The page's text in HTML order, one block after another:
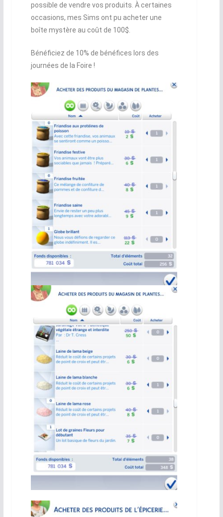
possible de vendre vos produits. À certaines
occasions, mes Sims ont pu acheter une
boîte mystère au coût de 100$.
Bénéficiez de 10% de bénéfices lors des
journées de la Foire !